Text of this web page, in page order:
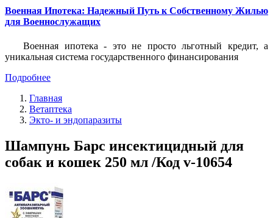
Военная Ипотека: Надежный Путь к Собственному Жилью
для Военнослужащих
Военная ипотека - это не просто льготный кредит, а
уникальная система государственного финансирования
Подробнее
Главная
Ветаптека
Экто- и эндопаразиты
Шампунь Барс инсектицидный для
собак и кошек 250 мл /Код v-10654